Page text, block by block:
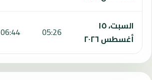
السبت، ١٥
أغسطس ٢٠٢٦
05:26
06:44